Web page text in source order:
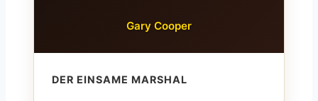
Gary Cooper
DER EINSAME MARSHAL